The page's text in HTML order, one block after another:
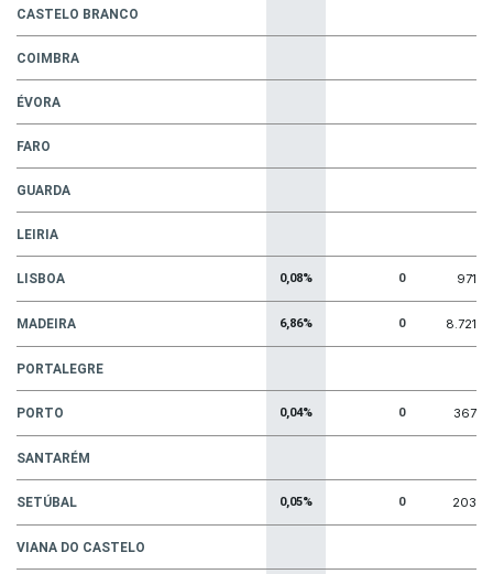
CASTELO BRANCO
COIMBRA
ÉVORA
FARO
GUARDA
LEIRIA
LISBOA 0,08% 0 971
MADEIRA 6,86% 0 8.721
PORTALEGRE
PORTO 0,04% 0 367
SANTARÉM
SETÚBAL 0,05% 0 203
VIANA DO CASTELO